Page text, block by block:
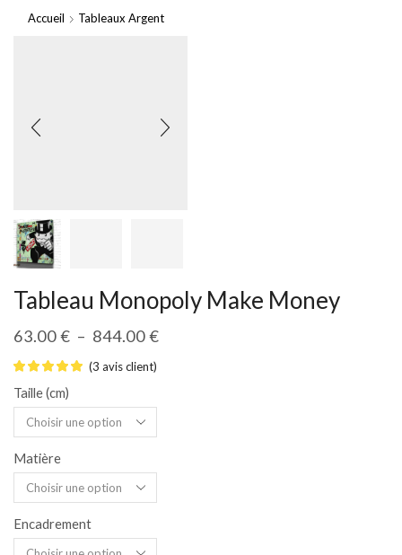
Accueil Tableaux Argent
Tableau Monopoly Make Money
63.00€ – 844.00€
(3 avis client)
Taille (cm)
Matière
Encadrement